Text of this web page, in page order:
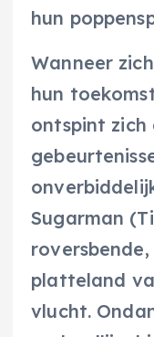
hun
Wanneer
hun
ontspint zich
Sugarman
platteland
vlucht.